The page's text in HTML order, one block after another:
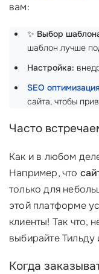
вам:
✨ Выбор
шаблон лучше
Настройка:
SEO оптимизация
сайта, чтобы
Часто
Как и в любом
Например, что
только для
этой платформе
клиенты! Так что,
выбирайте Тильду
Когда